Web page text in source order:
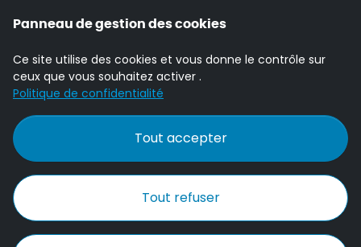
Panneau de gestion des cookies
Ce site utilise des cookies et vous donne le contrôle sur
ceux que vous souhaitez activer .
Politique de confidentialité
Tout accepter
Tout refuser